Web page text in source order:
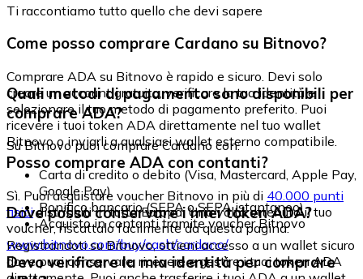
Ti raccontiamo tutto quello che devi sapere
Come posso comprare Cardano su Bitnovo?
Comprare ADA su Bitnovo è rapido e sicuro. Devi solo
creare un account gratuito, verificare la tua identità e
selezionare il tuo metodo di pagamento preferito. Puoi
ricevere i tuoi token ADA direttamente nel tuo wallet
Bitnovo o inviarli a qualsiasi wallet esterno compatibile.
Quali metodi di pagamento sono disponibili per
comprare ADA?
Su Bitnovo puoi comprare Cardano con:
Carta di credito o debito (Visa, Mastercard, Apple Pay,
Google Pay)
Bonifico bancario (SEPA o SEPA istantaneo)
Acquisto in contanti tramite voucher Bitnovo
Posso comprare ADA con contanti?
Sì. Puoi acquistare voucher Bitnovo in più di 40.000 punti
fisicidistribuiti in tutta Europa. Una volta ottenuto il tuo
voucher, riscattalo facilmente da questa pagina:
www.bitnovo.com/buy/cash/cardano/
Dove posso conservare i miei token ADA?
Registrandoti su Bitnovo, ottieni accesso a un wallet sicuro
dove puoi conservare, ricevere e gestire i tuoi token ADA
Devo verificare la mia identità per comprare